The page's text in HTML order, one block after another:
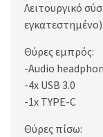
Λειτουργικό
εγκατεστημένο)
Θύρες εμπρός:
-Audio
-4x USB 3.0
-1x TYPE-C
Θύρες πίσω: